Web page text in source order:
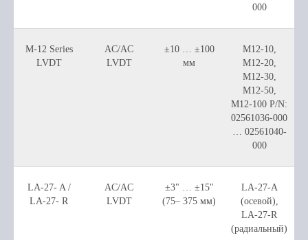
000
M-12 Series
LVDT
AC/AC
LVDT
±10 … ±100
мм
M12-10,
M12-20,
M12-30,
M12-50,
M12-100 P/N:
02561036-000
… 02561040-
000
LA-27- A /
LA-27- R
AC/AC
LVDT
±3" … ±15"
(75– 375 мм)
LA-27-A
(осевой),
LA-27-R
(радиальный)